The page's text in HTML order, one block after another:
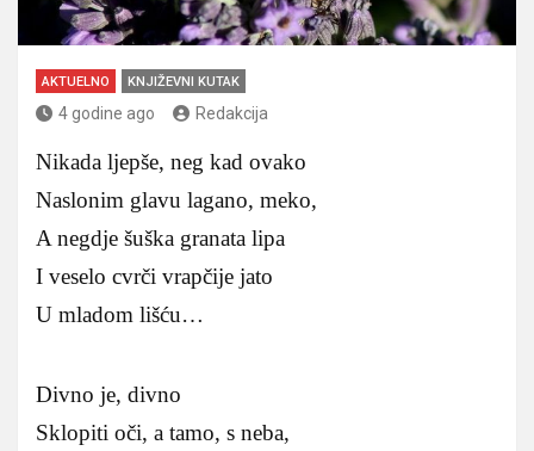
AKTUELNO KNJIŽEVNI KUTAK
4 godine ago Redakcija
Nikada ljepše, neg kad ovako
Naslonim glavu lagano, meko,
A negdje šuška granata lipa
I veselo cvrči vrapčije jato
U mladom lišću…
Divno je, divno
Sklopiti oči, a tamo, s neba,